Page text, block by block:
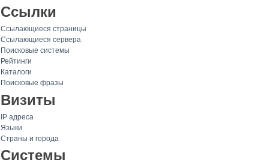
Ссылки
Ссылающиеся страницы
Ссылающиеся сервера
Поисковые системы
Рейтинги
Каталоги
Поисковые фразы
Визиты
IP адреса
Языки
Страны и города
Системы